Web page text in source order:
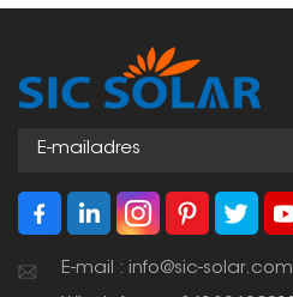
E-mail : info@sic-solar.com